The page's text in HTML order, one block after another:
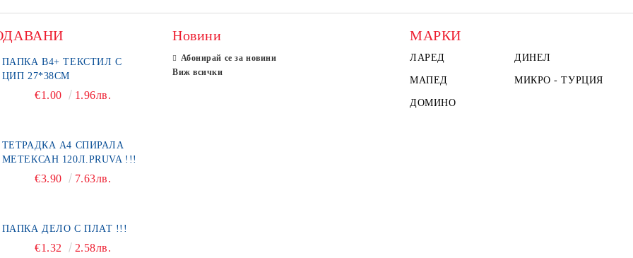
ПАПКА В4+ ТЕКСТИЛ С
ЦИП 27*38СМ
€1.00 1.96лв.
ТЕТРАДКА А4 СПИРАЛА
МЕТЕКСАН 120Л.PRUVA !!!
€3.90 7.63лв.
ПАПКА ДЕЛО С ПЛАТ !!!
€1.32 2.58лв.
Новини
Абонирай се за новини
Виж всички
МАРКИ
ЛАРЕД ДИНЕЛ
МАПЕД МИКРО - ТУРЦИЯ
ДОМИНО